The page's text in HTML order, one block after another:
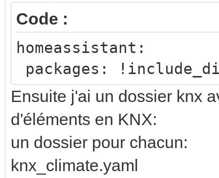
Code :
homeassistant:
packages:
Ensuite j'ai un dossier knx
d'éléments en KNX:
un dossier pour chacun:
knx_climate.yaml